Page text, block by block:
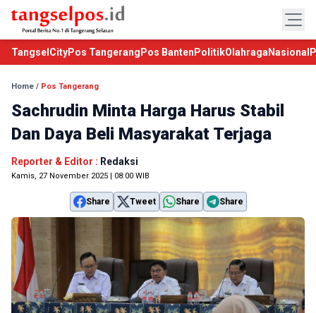
TangselCityPos Tangerang Pos Banten PolitikOlahraga Nasional
Home / Pos Tangerang
Sachrudin Minta Harga Harus Stabil
Dan Daya Beli Masyarakat Terjaga
Reporter & Editor : Redaksi
Kamis, 27 November 2025 | 08:00 WIB
Share Tweet Share Share